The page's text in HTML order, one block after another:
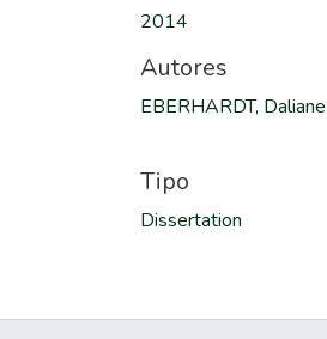
2014
Autores
EBERHARDT,
Tipo
Dissertation